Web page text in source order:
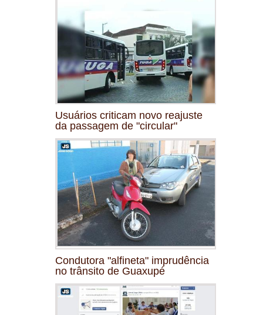
Usuários criticam novo reajuste
da passagem de "circular"
Condutora "alfineta" imprudência
no trânsito de Guaxupé